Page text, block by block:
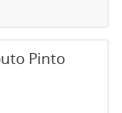
Pinto